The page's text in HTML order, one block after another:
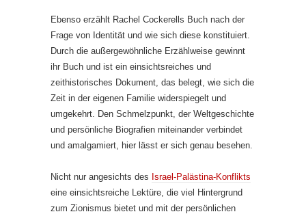
Ebenso erzählt Rachel Cockerells Buch nach der
Frage von Identität und wie sich diese konstituiert.
Durch die außergewöhnliche Erzählweise gewinnt
ihr Buch und ist ein einsichtsreiches und
zeithistorisches Dokument, das belegt, wie sich die
Zeit in der eigenen Familie widerspiegelt und
umgekehrt. Den Schmelzpunkt, der Weltgeschichte
und persönliche Biografien miteinander verbindet
und amalgamiert, hier lässt er sich genau besehen.
Nicht nur angesichts des Israel-Palästina-Konflikts
eine einsichtsreiche Lektüre, die viel Hintergrund
zum Zionismus bietet und mit der persönlichen